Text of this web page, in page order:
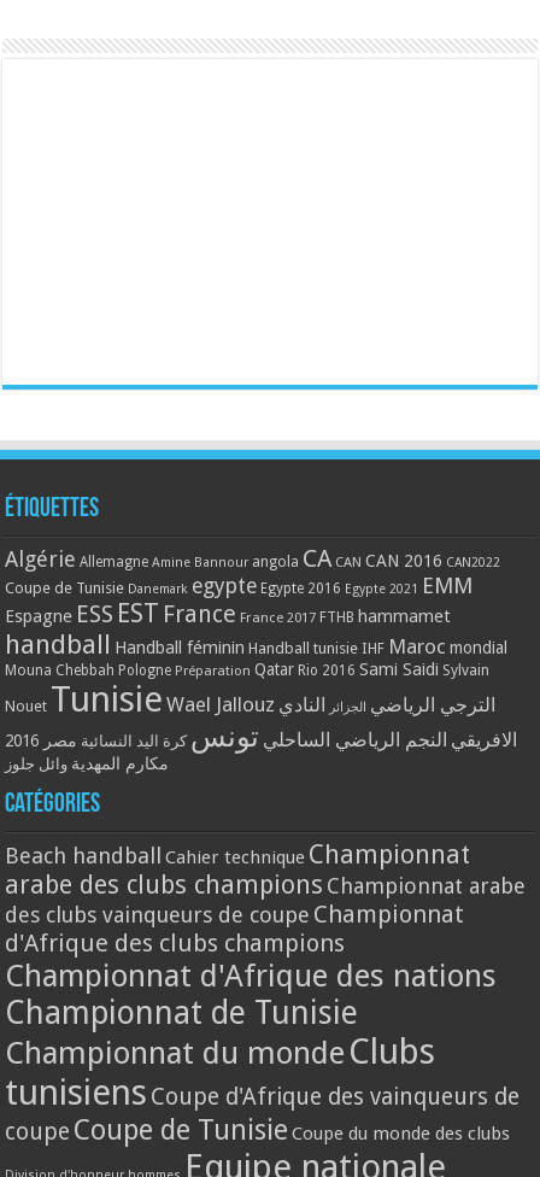
Étiquettes
Algérie Allemagne Amine Bannour angola CA CAN CAN 2016 CAN2022
Coupe de Tunisie Danemark egypte Egypte 2016 Egypte 2021 EMM
Espagne ESS EST France France 2017 FTHB hammamet
handball Handball féminin Handball tunisie IHF Maroc mondial
Mouna Chebbah Pologne Préparation Qatar Rio 2016 Sami Saidi Sylvain
Nouet Tunisie Wael Jallouz الترجي الرياضي الجزائر النادي
الافريقي النجم الرياضي الساحلي تونس كرة اليد النسائية مصر 2016
مكارم المهدية وائل جلوز
Catégories
Beach handball Cahier technique Championnat
arabe des clubs champions Championnat arabe
des clubs vainqueurs de coupe Championnat
d'Afrique des clubs champions
Championnat d'Afrique des nations
Championnat de Tunisie
Championnat du monde Clubs
tunisiens Coupe d'Afrique des vainqueurs de
coupe Coupe de Tunisie Coupe du monde des clubs
Equipe nationale